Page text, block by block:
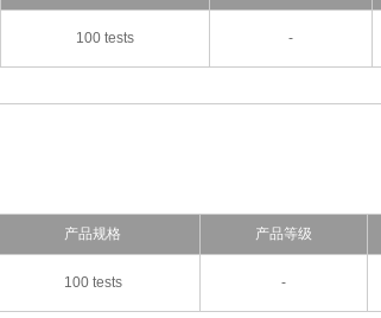
100 tests -
产品规格 产品等级
100 tests -